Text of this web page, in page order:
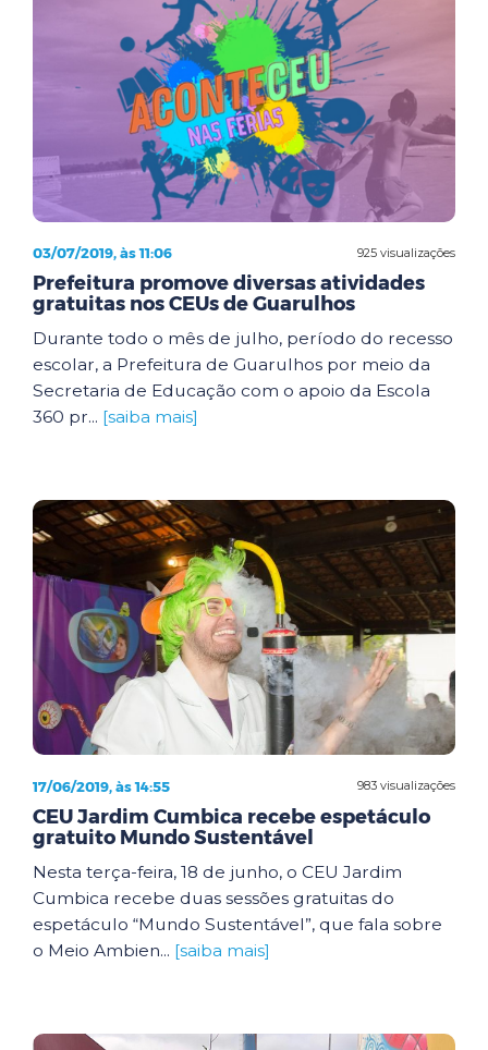
925 visualizações
03/07/2019, às 11:06
Prefeitura promove diversas atividades
gratuitas nos CEUs de Guarulhos
Durante todo o mês de julho, período do recesso
escolar, a Prefeitura de Guarulhos por meio da
Secretaria de Educação com o apoio da Escola
360 pr... [saiba mais]
983 visualizações
17/06/2019, às 14:55
CEU Jardim Cumbica recebe espetáculo
gratuito Mundo Sustentável
Nesta terça-feira, 18 de junho, o CEU Jardim
Cumbica recebe duas sessões gratuitas do
espetáculo “Mundo Sustentável”, que fala sobre
o Meio Ambien... [saiba mais]